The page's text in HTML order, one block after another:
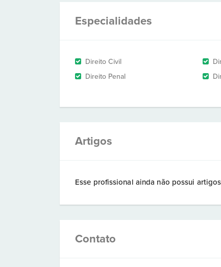
Especialidades
Direito Civil
Direito Penal
Artigos
Esse profissional ainda não possui
Contato